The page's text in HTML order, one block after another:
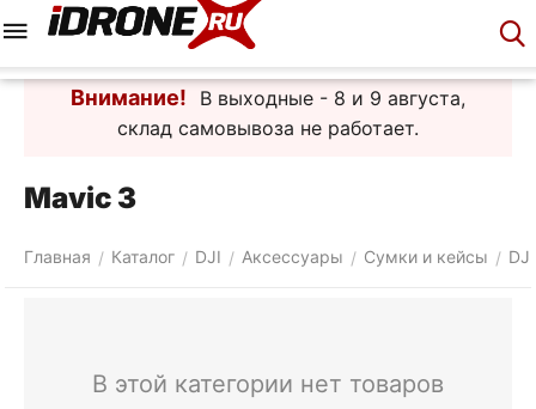
Внимание!
В выходные - 8 и 9 августа,
склад самовывоза не работает.
Mavic 3
Главная / Каталог / DJI / Аксессуары / Сумки и кейсы / DJI
В этой категории нет товаров
Корзина